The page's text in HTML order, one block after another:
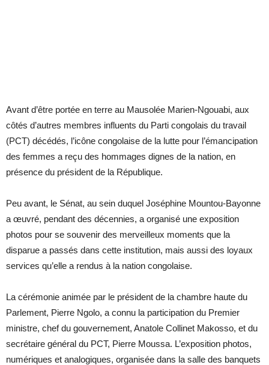
Avant d’être portée en terre au Mausolée Marien-Ngouabi, aux
côtés d’autres membres influents du Parti congolais du travail
(PCT) décédés, l’icône congolaise de la lutte pour l’émancipation
des femmes a reçu des hommages dignes de la nation, en
présence du président de la République.
Peu avant, le Sénat, au sein duquel Joséphine Mountou-Bayonne
a œuvré, pendant des décennies, a organisé une exposition
photos pour se souvenir des merveilleux moments que la
disparue a passés dans cette institution, mais aussi des loyaux
services qu’elle a rendus à la nation congolaise.
La cérémonie animée par le président de la chambre haute du
Parlement, Pierre Ngolo, a connu la participation du Premier
ministre, chef du gouvernement, Anatole Collinet Makosso, et du
secrétaire général du PCT, Pierre Moussa. L’exposition photos,
numériques et analogiques, organisée dans la salle des banquets